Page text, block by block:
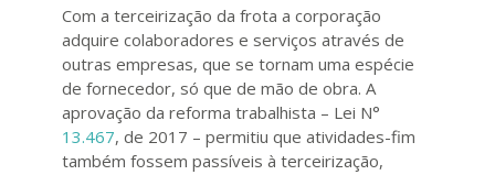
Com a terceirização da frota a corporação
adquire colaboradores e serviços através de
outras empresas, que se tornam uma espécie
de fornecedor, só que de mão de obra. A
aprovação da reforma trabalhista – Lei N°
13.467, de 2017 – permitiu que atividades-fim
também fossem passíveis à terceirização,